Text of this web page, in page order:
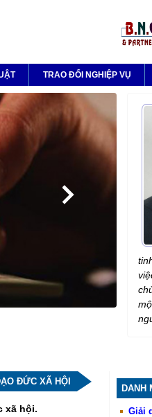
TRAO ĐỔI NGHIỆP VỤ
DANH
Giải
ĐỨC XÃ HỘI
xã hội.